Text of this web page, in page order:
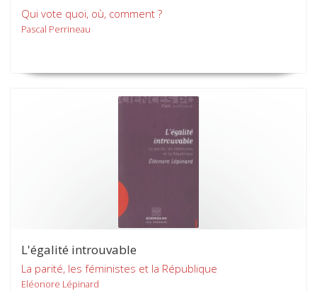
Qui vote quoi, où, comment ?
Pascal Perrineau
L'égalité introuvable
La parité, les féministes et la République
Eléonore Lépinard